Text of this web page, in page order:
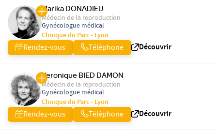
Marika DONADIEU
Médecin de la reproduction
Gynécologue médical
Clinique du Parc - Lyon
Rendez-vous Téléphone Découvrir
Veronique BIED DAMON
Médecin de la reproduction
Gynécologue médical
Clinique du Parc - Lyon
Rendez-vous Téléphone Découvrir